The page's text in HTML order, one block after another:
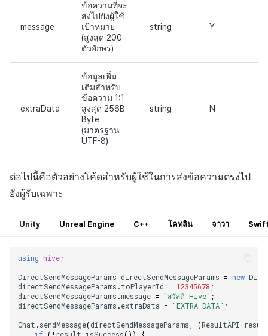
message
ข้อความที่จะ
ส่งไปยังผู้ใช้
เป้าหมาย
(สูงสุด 200
ตัวอักษร)
string Y
extraData
ข้อมูลเพิ่ม
เติมสำหรับ
ข้อความ 1:1
สูงสุด 256B
Byte
(มาตรฐาน
UTF-8)
string N
ต่อไปนี้คือตัวอย่างโค้ดสำหรับผู้ใช้ในการส่งข้อความตรงไป
ยังผู้รับเฉพาะ
Unity Unreal Engine C++ โคทลิน จาวา
using hive;
DirectSendMessageParams directSendMessageParams = new
directSendMessageParams .toPlayerId = 12345678 ;
directSendMessageParams .message = "สวัสดี Hive" ;
directSendMessageParams .extraData = "EXTRA_DATA" ;
Chat .sendMessage(directSendMessageParams (ResultAPI
if ( ! result isSuccess()) {